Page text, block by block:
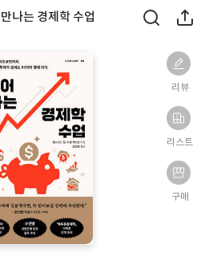
나는 경제학 수업
리뷰
리스트
구매